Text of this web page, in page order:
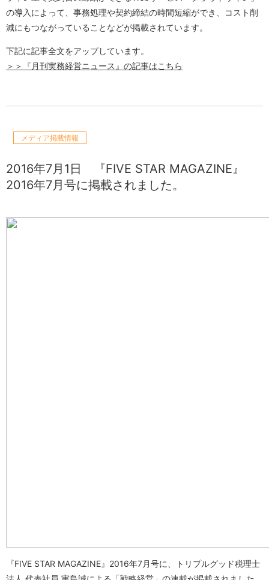
の導入によって、事務処理や契約締結の時間短縮ができ、コスト削
減にもつながっていることなどが掲載されています。
下記に記事全文をアップしています。
＞＞『月刊実務経営ニュース』の記事はこちら
メディア掲載情報
2016年7月1日
『FIVE STAR MAGAZINE』
2016年7月号に掲載されました。
『FIVE STAR MAGAZINE』2016年7月号に、トリプルグッド税理士